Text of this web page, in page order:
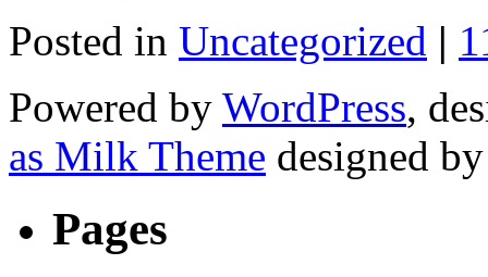
Posted in Uncategorized |
Powered by WordPress,
as Milk Theme designed
Pages